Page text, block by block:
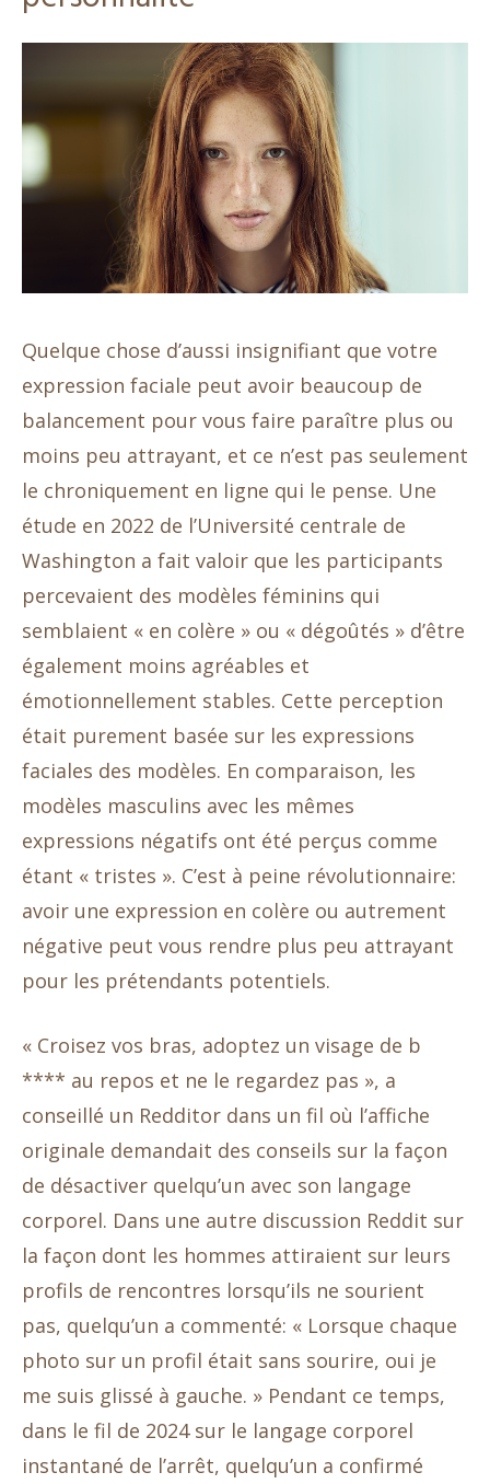
Quelque chose d’aussi insignifiant que votre
expression faciale peut avoir beaucoup de
balancement pour vous faire paraître plus ou
moins peu attrayant, et ce n’est pas seulement
le chroniquement en ligne qui le pense. Une
étude en 2022 de l’Université centrale de
Washington a fait valoir que les participants
percevaient des modèles féminins qui
semblaient « en colère » ou « dégoûtés » d’être
également moins agréables et
émotionnellement stables. Cette perception
était purement basée sur les expressions
faciales des modèles. En comparaison, les
modèles masculins avec les mêmes
expressions négatifs ont été perçus comme
étant « tristes ». C’est à peine révolutionnaire:
avoir une expression en colère ou autrement
négative peut vous rendre plus peu attrayant
pour les prétendants potentiels.
« Croisez vos bras, adoptez un visage de b
**** au repos et ne le regardez pas », a
conseillé un Redditor dans un fil où l’affiche
originale demandait des conseils sur la façon
de désactiver quelqu’un avec son langage
corporel. Dans une autre discussion Reddit sur
la façon dont les hommes attiraient sur leurs
profils de rencontres lorsqu’ils ne sourient
pas, quelqu’un a commenté: « Lorsque chaque
photo sur un profil était sans sourire, oui je
me suis glissé à gauche. » Pendant ce temps,
dans le fil de 2024 sur le langage corporel
instantané de l’arrêt, quelqu’un a confirmé